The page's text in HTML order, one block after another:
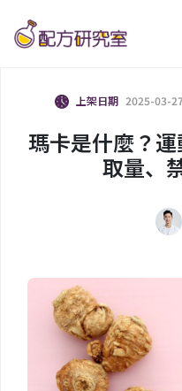
上架日期 2025-03-
瑪卡是什麼？
取量、